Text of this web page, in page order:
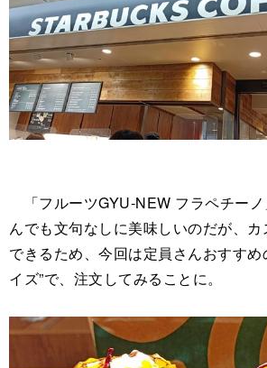
「フルーツGYU‐NEW フラペチー
んでも文句なしに美味しいのだが、カ
できるため、今回は定員さんおすすめ
イズ”で、注文してみることに。